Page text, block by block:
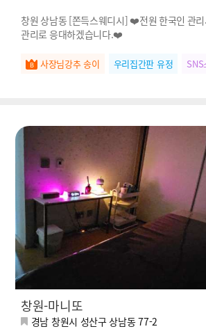
창원 상남동 [쫀득스웨디시] ❤️전원 한국인 관
관리로 응대하겠습니다.❤️
사장님강추 송이 우리집간판 유정
창원-마니또
경남 창원시 성산구 상남동 77-2